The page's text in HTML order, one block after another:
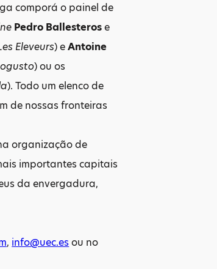
comporá o painel de
Pedro Ballesterose
Eleveurs) eAntoine
) ou os
). Todo um elenco de
de nossas fronteiras
organização de
importantes capitais
da envergadura,
, info@uec.esou no